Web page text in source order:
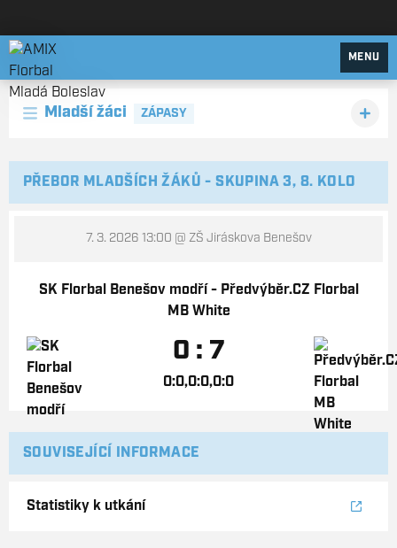
AMIX Florbal Mladá Boleslav
MENU
Mladší žáci ZÁPASY
PŘEBOR MLADŠÍCH ŽÁKŮ - SKUPINA 3, 8. KOLO
7. 3. 2026 13:00 @ ZŠ Jiráskova Benešov
SK Florbal Benešov modří - Předvýběr.CZ Florbal
MB White
0 : 7
0:0,0:0,0:0
SOUVISEJÍCÍ INFORMACE
Statistiky k utkání